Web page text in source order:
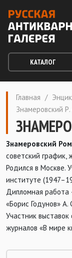
КАТАЛОГ
Главная /
Знамеровский Р.
Знамеровский
советский график,
Родился в Москве.
институте
Дипломная работа
«Борис Годунов» А.
Участник
журналов «В мире